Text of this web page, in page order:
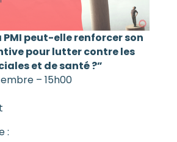
peut-elle renforcer son
pour lutter contre les
et de santé ?”
– 15h00
: